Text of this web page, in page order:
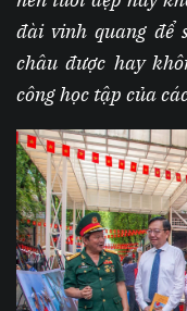
đài vinh quang để
châu được hay
công học tập của